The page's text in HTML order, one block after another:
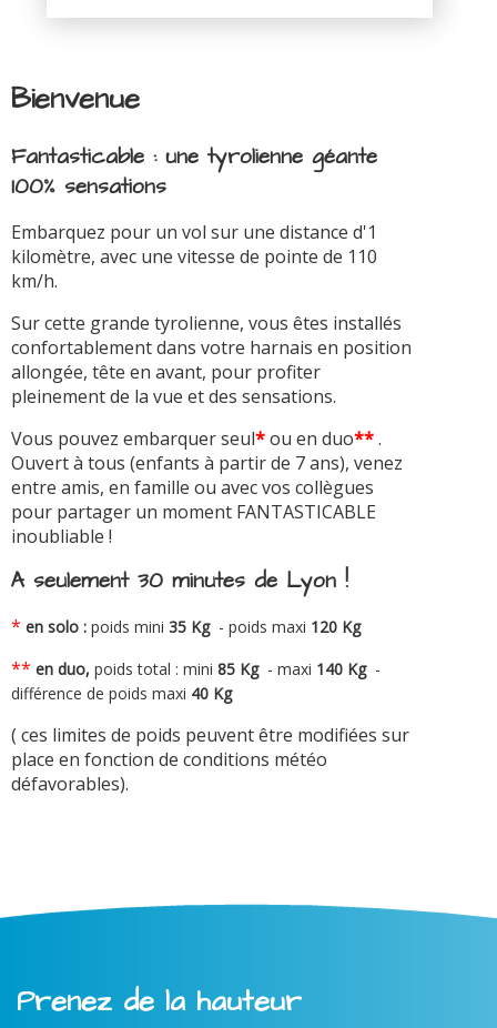
Bienvenue
Fantasticable : une tyrolienne géante
100% sensations
Embarquez pour un vol sur une distance d'1
kilomètre, avec une vitesse de pointe de 110
km/h.
Sur cette grande tyrolienne, vous êtes installés
confortablement dans votre harnais en position
allongée, tête en avant, pour profiter
pleinement de la vue et des sensations.
Vous pouvez embarquer seul*ou en duo**.
Ouvert à tous (enfants à partir de 7 ans), venez
entre amis, en famille ou avec vos collègues
pour partager un moment FANTASTICABLE
inoubliable !
A seulement 30 minutes de Lyon !
* en solo : poids mini 35 Kg - poids maxi 120 Kg
** en duo, poids total : mini 85 Kg - maxi 140 Kg -
différence de poids maxi 40 Kg
( ces limites de poids peuvent être modifiées sur
place en fonction de conditions météo
défavorables).
Prenez de la hauteur